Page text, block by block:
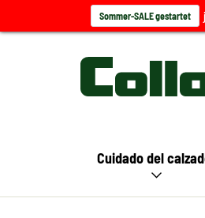
Sommer-SALE gestartet
Cuidado del